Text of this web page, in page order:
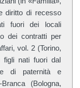
diritto di recesso
fuori dei locali
dei contratti per
vol. 2 (Torino,
figli nati fuori dal
di paternità e
(Bologna,